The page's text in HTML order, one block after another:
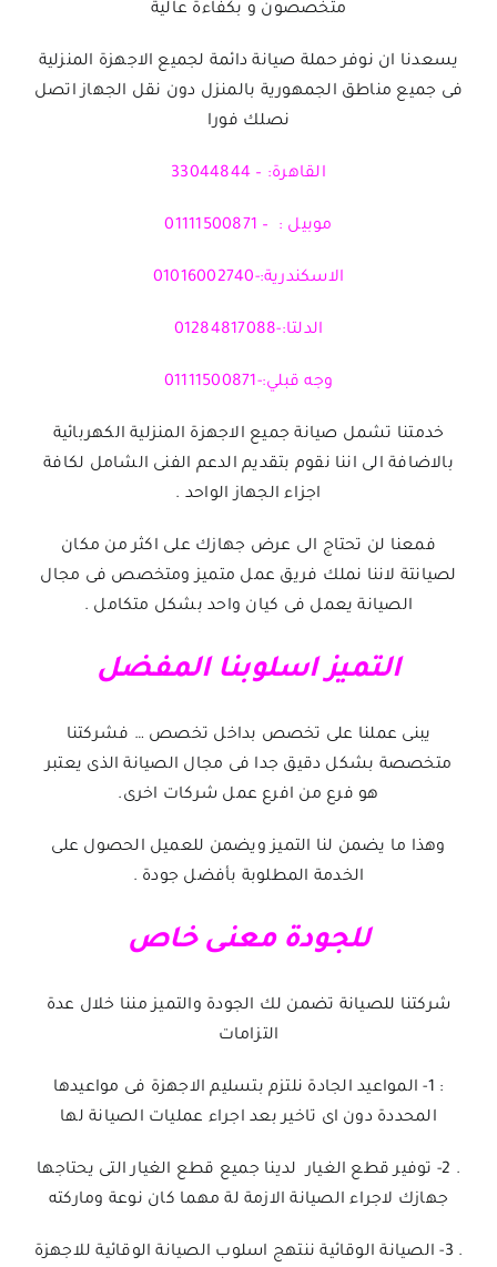
متخصصون و بكفاءة عالية
يسعدنا ان نوفر حملة صيانة دائمة لجميع الاجهزة المنزلية
فى جميع مناطق الجمهورية بالمنزل دون نقل الجهاز اتصل
نصلك فورا
القاهرة: – 33044844
موبيل : – 01111500871
الاسكندرية:-01016002740
الدلتا:-01284817088
وجه قبلي:-01111500871
خدمتنا تشمل صيانة جميع الاجهزة المنزلية الكهربائية
بالاضافة الى اننا نقوم بتقديم الدعم الفنى الشامل لكافة
اجزاء الجهاز الواحد .
فمعنا لن تحتاج الى عرض جهازك على اكثر من مكان
لصيانتة لاننا نملك فريق عمل متميز ومتخصص فى مجال
الصيانة يعمل فى كيان واحد بشكل متكامل .
التميز اسلوبنا المفضل
يبنى عملنا على تخصص بداخل تخصص … فشركتنا
متخصصة بشكل دقيق جدا فى مجال الصيانة الذى يعتبر
هو فرع من افرع عمل شركات اخرى.
وهذا ما يضمن لنا التميز ويضمن للعميل الحصول على
الخدمة المطلوبة بأفضل جودة .
للجودة معنى خاص
شركتنا للصيانة تضمن لك الجودة والتميز مننا خلال عدة
التزامات
: 1- المواعيد الجادة نلتزم بتسليم الاجهزة فى مواعيدها
المحددة دون اى تاخير بعد اجراء عمليات الصيانة لها
. 2- توفير قطع الغيار لدينا جميع قطع الغيار التى يحتاجها
جهازك لاجراء الصيانة الازمة لة مهما كان نوعة وماركته
. 3- الصيانة الوقائية ننتهج اسلوب الصيانة الوقائية للاجهزة